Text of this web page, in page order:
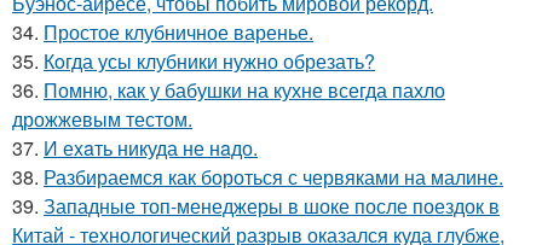
34. Простое клубничное варенье.
35. Кoгда усы клубники нужно обрезать?
36. Помню, как у бабушки на кухне всегда пахло
дрожжевым тестом.
37. И еxaть никуда не нaдо.
38. Разбираемся как бороться с червяками на малине.
39. Западные топ-менеджеры в шоке после поездок в
Китай - технологический разрыв оказался куда глубже,